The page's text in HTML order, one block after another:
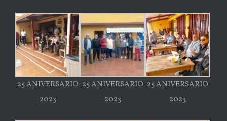
25 ANIVERSARIO
2023
25 ANIVERSARIO
2023
25 ANIVERSARIO
2023